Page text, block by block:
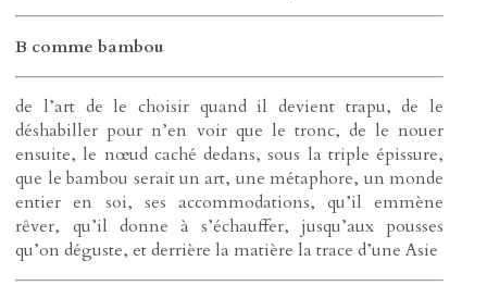
B comme bambou
de l’art de le choisir quand il devient trapu, de le
déshabiller pour n’en voir que le tronc, de le nouer
ensuite, le nœud caché dedans, sous la triple épissure,
que le bambou serait un art, une métaphore, un monde
entier en soi, ses accommodations, qu’il emmène
rêver, qu’il donne à s’échauffer, jusqu’aux pousses
qu’on déguste, et derrière la matière la trace d’une Asie